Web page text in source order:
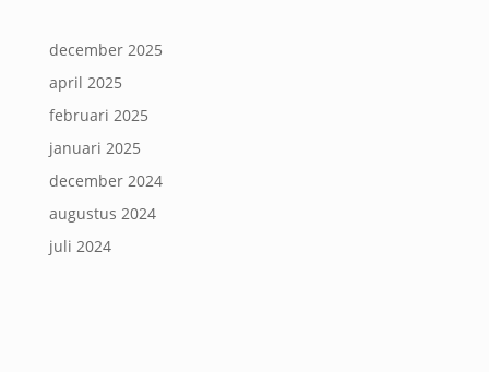
december 2025
april 2025
februari 2025
januari 2025
december 2024
augustus 2024
juli 2024